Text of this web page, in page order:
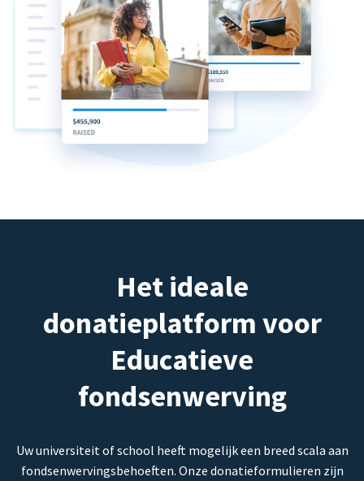
Het ideale
donatieplatform voor
Educatieve
fondsenwerving
Uw universiteit of school heeft mogelijk een breed scala aan
fondsenwervingsbehoeften. Onze donatieformulieren zijn